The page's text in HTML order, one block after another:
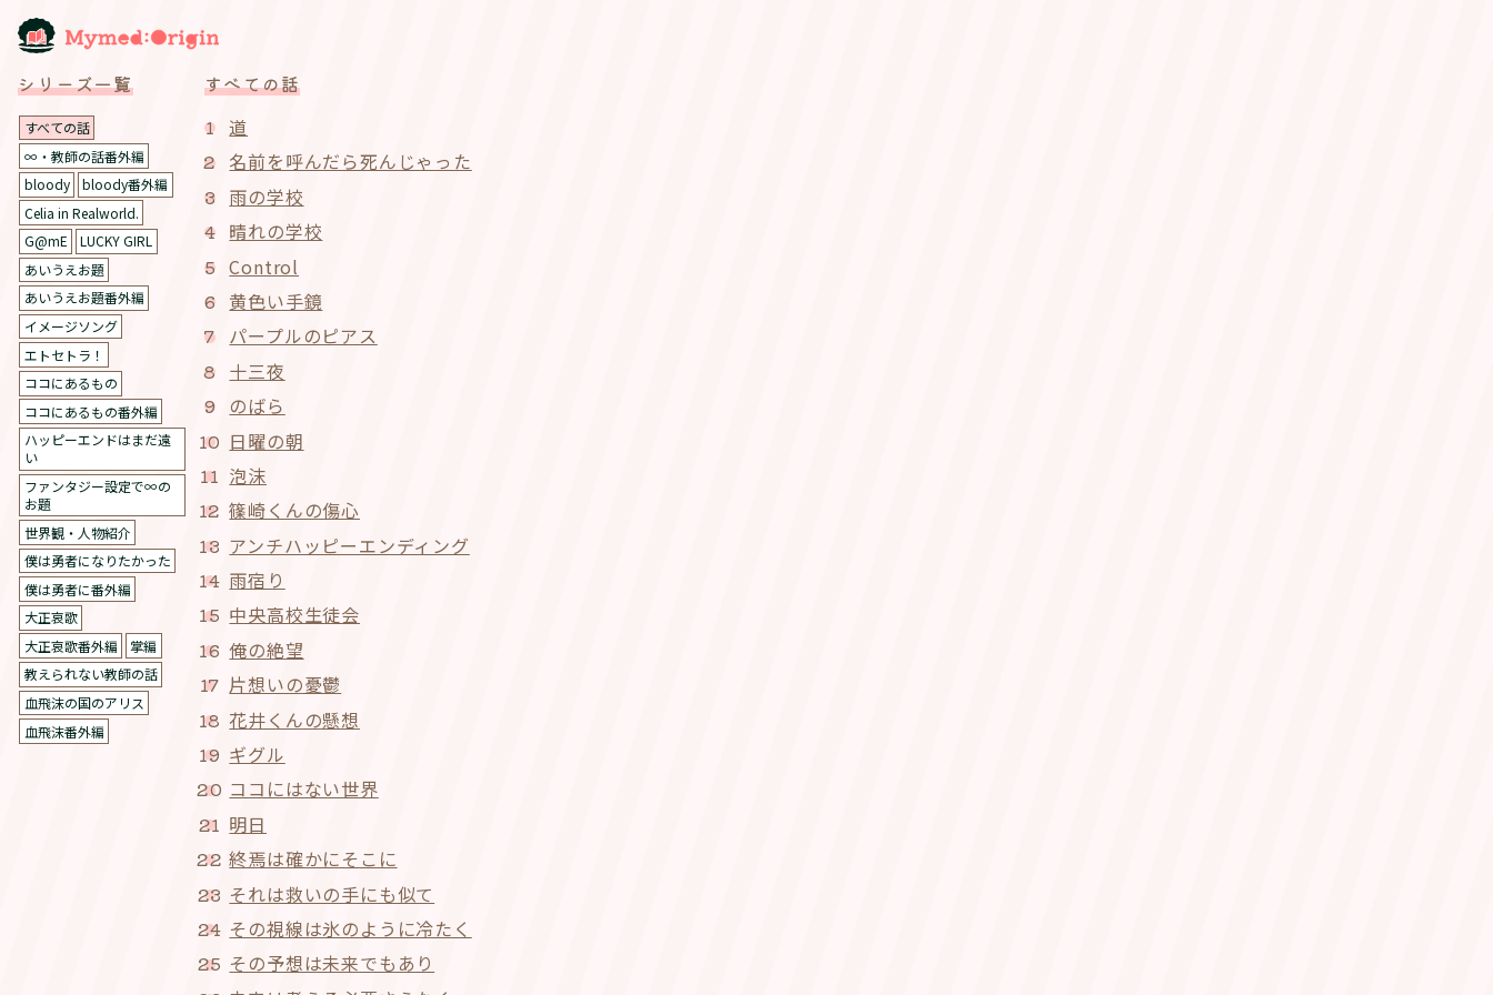
シリーズ一覧
すべての話
∞・教師の話番外編
bloody
bloody番外編
Celia in Realworld.
G@mE
LUCKY GIRL
あいうえお題
あいうえお題番外編
イメージソング
エトセトラ！
ココにあるもの
ココにあるもの番外編
ハッピーエンドはまだ遠
い
ファンタジー設定で∞の
お題
世界観・人物紹介
僕は勇者になりたかった
僕は勇者に番外編
大正哀歌
大正哀歌番外編
掌編
教えられない教師の話
血飛沫の国のアリス
血飛沫番外編
すべての話
道
名前を呼んだら死んじゃった
雨の学校
晴れの学校
Control
黄色い手鏡
パープルのピアス
十三夜
のばら
日曜の朝
泡沫
篠崎くんの傷心
アンチハッピーエンディング
雨宿り
中央高校生徒会
俺の絶望
片想いの憂鬱
花井くんの懸想
ギグル
ココにはない世界
明日
終焉は確かにそこに
それは救いの手にも似て
その視線は氷のように冷たく
その予想は未来でもあり